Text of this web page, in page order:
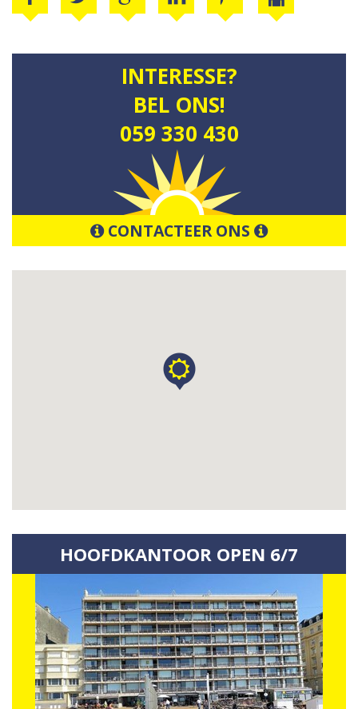
INTERESSE?
BEL ONS!
059 330 430
CONTACTEER ONS
HOOFDKANTOOR OPEN 6/7